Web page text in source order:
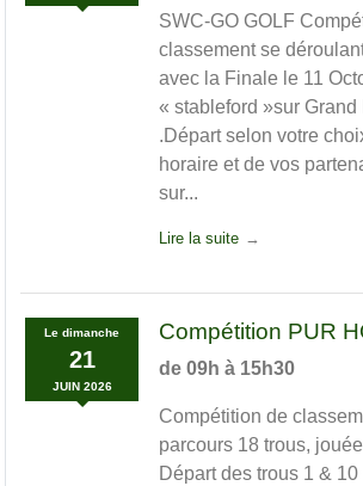
SWC-GO GOLF
classement se
avec la Finale le 11
« stableford »sur Grand
.Départ selon votre
horaire et de vos
sur...
Lire la suite
Ledimanche
21
JUIN 2026
Compétition PUR
de 09h à 15h30
Compétition de
parcours 18 trous,
Départ des trous 1 &